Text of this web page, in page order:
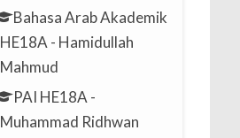
Bahasa Arab Akademik
HE18A - Hamidullah
Mahmud
PAI HE18A -
Muhammad Ridhwan